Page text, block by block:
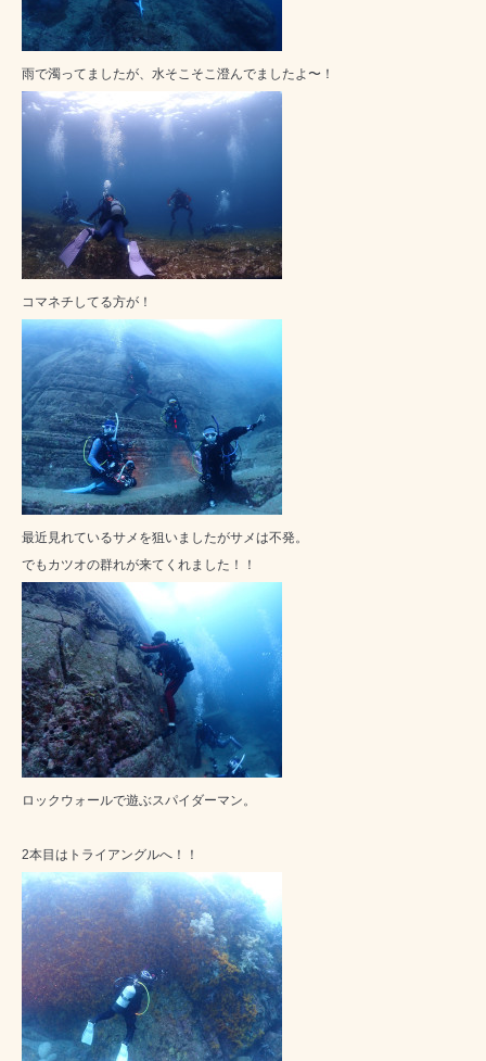
雨で濁ってましたが、水そこそこ澄んでましたよ〜！
コマネチしてる方が！
最近見れているサメを狙いましたがサメは不発。
でもカツオの群れが来てくれました！！
ロックウォールで遊ぶスパイダーマン。
2本目はトライアングルへ！！